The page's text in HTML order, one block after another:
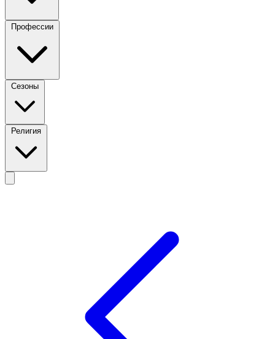
Профессии
Сезоны
Религия